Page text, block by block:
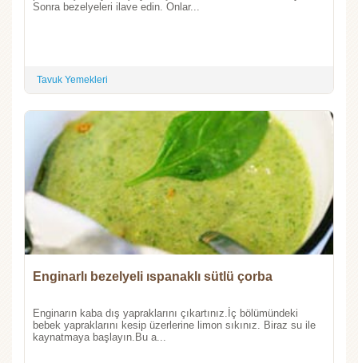
Sonra bezelyeleri ilave edin. Onlar...
Tavuk Yemekleri
Enginarlı bezelyeli ıspanaklı sütlü çorba
Enginarın kaba dış yapraklarını çıkartınız.İç bölümündeki
bebek yapraklarını kesip üzerlerine limon sıkınız. Biraz su ile
kaynatmaya başlayın.Bu a...